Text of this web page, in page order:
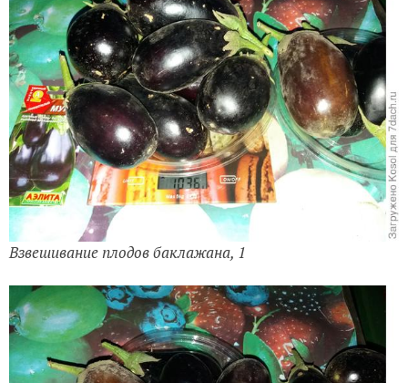
Взвешивание плодов баклажана, 1